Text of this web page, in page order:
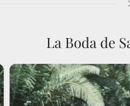
La Boda de